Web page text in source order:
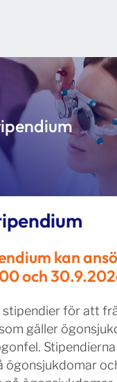
kan
och
stipendier för att
gäller
ögonsjukdomar